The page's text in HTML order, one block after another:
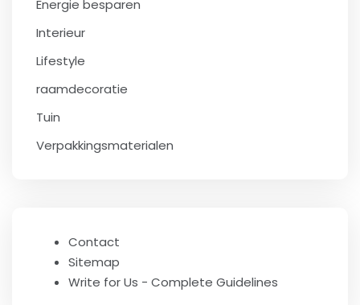
Energie besparen
Interieur
Lifestyle
raamdecoratie
Tuin
Verpakkingsmaterialen
Contact
Sitemap
Write for Us - Complete Guidelines